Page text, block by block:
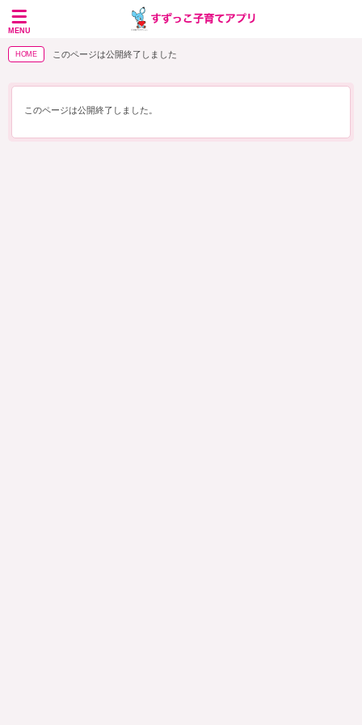
MENU
HOME このページは公開終了しました
このページは公開終了しました。